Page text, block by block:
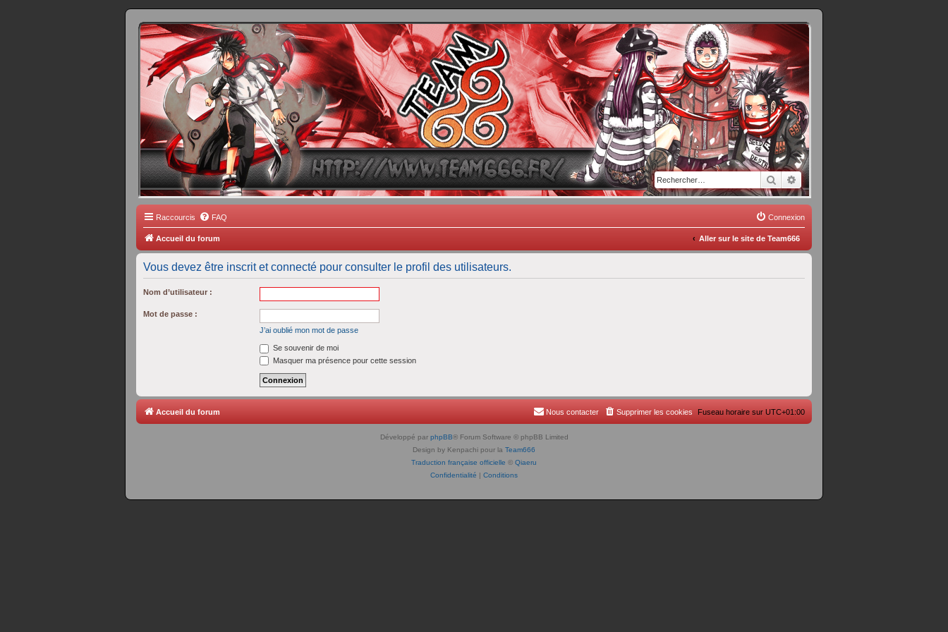
FORUM TEAM 666
Scantrad Ares, B One, Blaster Knuckle et Death Trance
RechercherRecherche avancée
Raccourcis FAQ Connexion
Accueil du forum Aller sur le site de Team666
Vous devez être inscrit et connecté pour consulter le profil des utilisateurs.
Nom d’utilisateur :
Mot de passe :
J’ai oublié mon mot de passe
Se souvenir de moi
Masquer ma présence pour cette session
Accueil du forum Fuseau horaire sur UTC+01:00
Supprimer les cookies
Nous contacter
Développé par phpBB® Forum Software © phpBB Limited
Design by Kenpachi pour la Team666
Traduction française officielle © Qiaeru
Confidentialité | Conditions